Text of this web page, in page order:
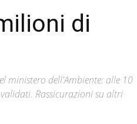
di
ministero dell'Ambiente: alle 10
Rassicurazioni su altri